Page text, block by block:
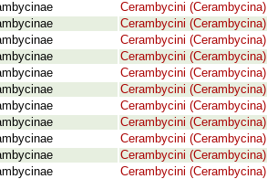
Cerambycini (Cerambycina)
Cerambycini (Cerambycina)
Cerambycini (Cerambycina)
Cerambycini (Cerambycina)
Cerambycini (Cerambycina)
Cerambycini (Cerambycina)
Cerambycini (Cerambycina)
Cerambycini (Cerambycina)
Cerambycini (Cerambycina)
Cerambycini (Cerambycina)
Cerambycini (Cerambycina)